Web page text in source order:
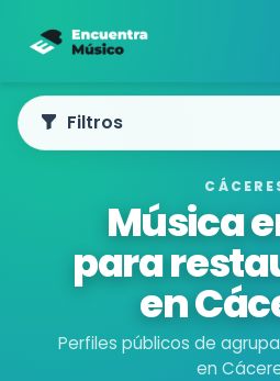
Música
para
en
Perfiles públicos de
en
Filtros